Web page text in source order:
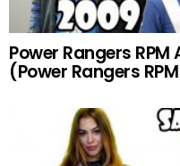
Power Rangers
(Power Rangers